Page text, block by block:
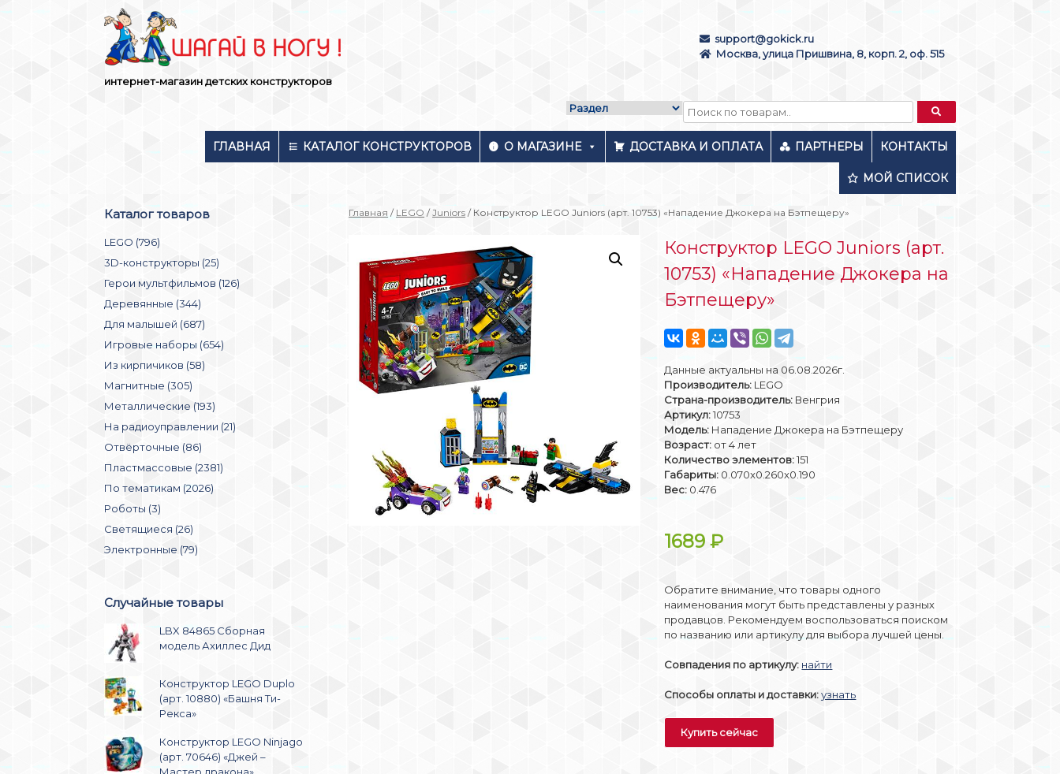
интернет-магазин детских конструкторов
support@gokick.ru
Москва, улица Пришвина, 8, корп. 2, оф. 515
ГЛАВНАЯ КАТАЛОГ КОНСТРУКТОРОВ О МАГАЗИНЕ ДОСТАВКА И ОПЛАТА ПАРТНЕРЫ КОНТАКТЫ
МОЙ СПИСОК
Главная / LEGO /Juniors / Конструктор LEGO Juniors (арт. 10753) «Нападение Джокера на Бэтпещеру»
Конструктор LEGO Juniors (арт.
10753) «Нападение Джокера на
Бэтпещеру»
Данные актуальны на 06.08.2026г.
Производитель: LEGO
Страна-производитель: Венгрия
Артикул:10753
Модель: Нападение Джокера на Бэтпещеру
Возраст: от 4 лет
Количество элементов:151
Габариты: 0.070x0.260x0.190
Вес: 0.476
1689₽
Обратите внимание, что товары одного
наименования могут быть представлены у разных
продавцов. Рекомендуем воспользоваться поиском
по названию или артикулу для выбора лучшей цены.
Совпадения по артикулу: найти
Способы оплаты и доставки: узнать
Купить сейчас
Каталог товаров
LEGO (796)
3D-конструкторы (25)
Герои мультфильмов (126)
Деревянные (344)
Для малышей (687)
Игровые наборы (654)
Из кирпичиков (58)
Магнитные (305)
Металлические (193)
На радиоуправлении (21)
Отвёрточные (86)
Пластмассовые (2381)
По тематикам (2026)
Роботы (3)
Светящиеся (26)
Электронные (79)
Случайные товары
LBX 84865 Сборная
модель Ахиллес Дид
Конструктор LEGO Duplo
(арт. 10880) «Башня Ти-
Рекса»
Конструктор LEGO Ninjago
(арт. 70646) «Джей –
Мастер дракона»